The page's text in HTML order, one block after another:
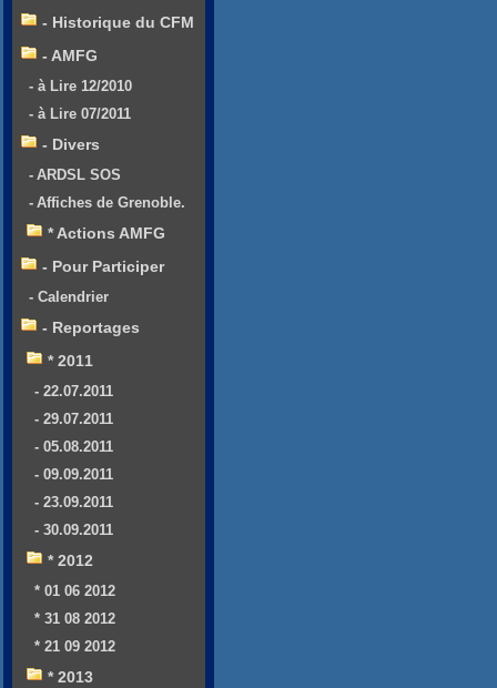
- Historique du CFM
- AMFG
- à Lire 12/2010
- à Lire 07/2011
- Divers
- ARDSL SOS
- Affiches de Grenoble.
* Actions AMFG
- Pour Participer
- Calendrier
- Reportages
* 2011
- 22.07.2011
- 29.07.2011
- 05.08.2011
- 09.09.2011
- 23.09.2011
- 30.09.2011
* 2012
* 01 06 2012
* 31 08 2012
* 21 09 2012
* 2013